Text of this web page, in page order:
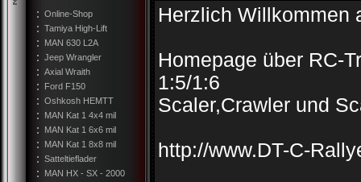
Online-Shop
Tamiya High-Lift
MAN 630 L2A
Jeep Wrangler
Axial Wraith
Ford F150
Oshkosh HEMTT
MAN Kat 1 4x4 mil
MAN Kat 1 6x6 mil
MAN Kat 1 8x8 mil
Satteltieflader
MAN HX - SX - 2000
Herzlich Willkommen
Homepage über RC-
1:5/1:6
Scaler,Crawler und
http://www.DT-C-